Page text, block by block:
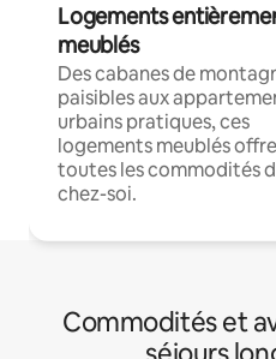
Logements
meublés
Des cabanes de
paisibles aux
urbains pratiques, ces
logements meublés
toutes les commodités
chez-soi.
Commodités et